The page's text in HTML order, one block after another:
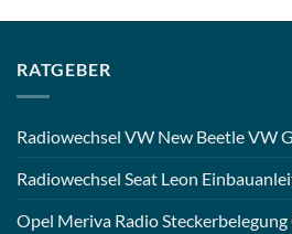
RATGEBER
Radiowechsel VW New Beetle VW
Radiowechsel Seat Leon
Opel Meriva Radio